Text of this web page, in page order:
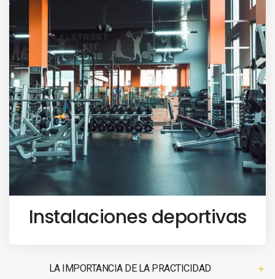
Instalaciones deportivas
LA IMPORTANCIA DE LA PRACTICIDAD